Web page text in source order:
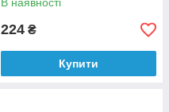
224 ₴
Купити